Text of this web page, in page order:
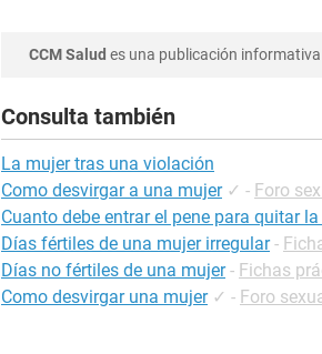
CCM Salud es una publicación
Consulta también
La mujer tras una violación
Como desvirgar a una mujer ✓ - Foro
Cuanto debe entrar el pene para quitar
Días fértiles de una mujer irregular -
Días no fértiles de una mujer - Fichas
Como desvirgar una mujer ✓ - Foro